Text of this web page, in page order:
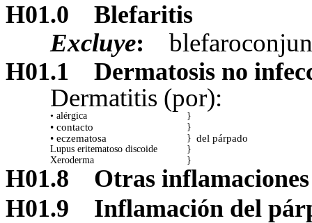
H01.0 Blefaritis
Excluye:
H01.1 Dermatosis no
Dermatitis (por):
• alérgica }
del párpado
• contacto }
• eczematosa
}
Lupus eritematoso discoide
}
Xeroderma
}
H01.8
Otras
H01.9
Inflamación del